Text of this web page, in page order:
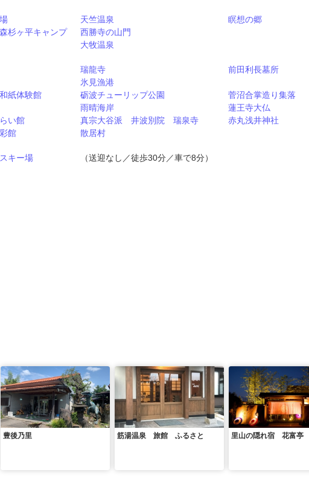
天竺温泉
瞑想の郷
杉ヶ平キャンプ
西勝寺の山門
大牧温泉
瑞龍寺
前田利長墓所
氷見漁港
紙体験館
砺波チューリップ公園
菅沼合掌造り集落
雨晴海岸
蓮王寺大仏
い館
真宗大谷派 井波別院 瑞泉寺
赤丸浅井神社
館
散居村
キー場 （送迎なし／徒歩30分／車で8分）
豊後乃里 筋湯温泉 旅館 ふるさと 里山の隠れ宿 花富亭